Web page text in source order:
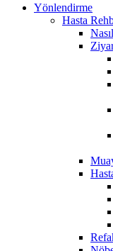
Yönlendirme
Hasta